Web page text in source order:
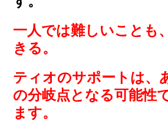
一人では難しいことも
きる。
ティオのサポートは、
の分岐点となる可能性
ます。